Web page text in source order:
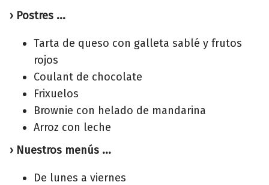
› Postres ...
Tarta de queso con galleta sablé y frutos
rojos
Coulant de chocolate
Frixuelos
Brownie con helado de mandarina
Arroz con leche
› Nuestros menús ...
De lunes a viernes